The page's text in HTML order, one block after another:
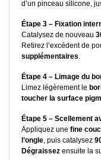
d’un pinceau silicone,
Étape 3 – Fixation
Catalysez de nouveau
Retirez l’excédent de
supplémentaires.
Étape 4 – Limage du
Limez légèrement le
toucher la surface
Étape 5 – Scellement
Appliquez une fine
l’ongle, puis catalysez
Dégraissez ensuite la